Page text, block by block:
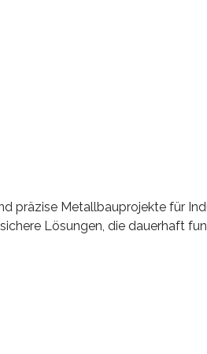
präzise Metallbauprojekte für
Lösungen, die dauerhaft